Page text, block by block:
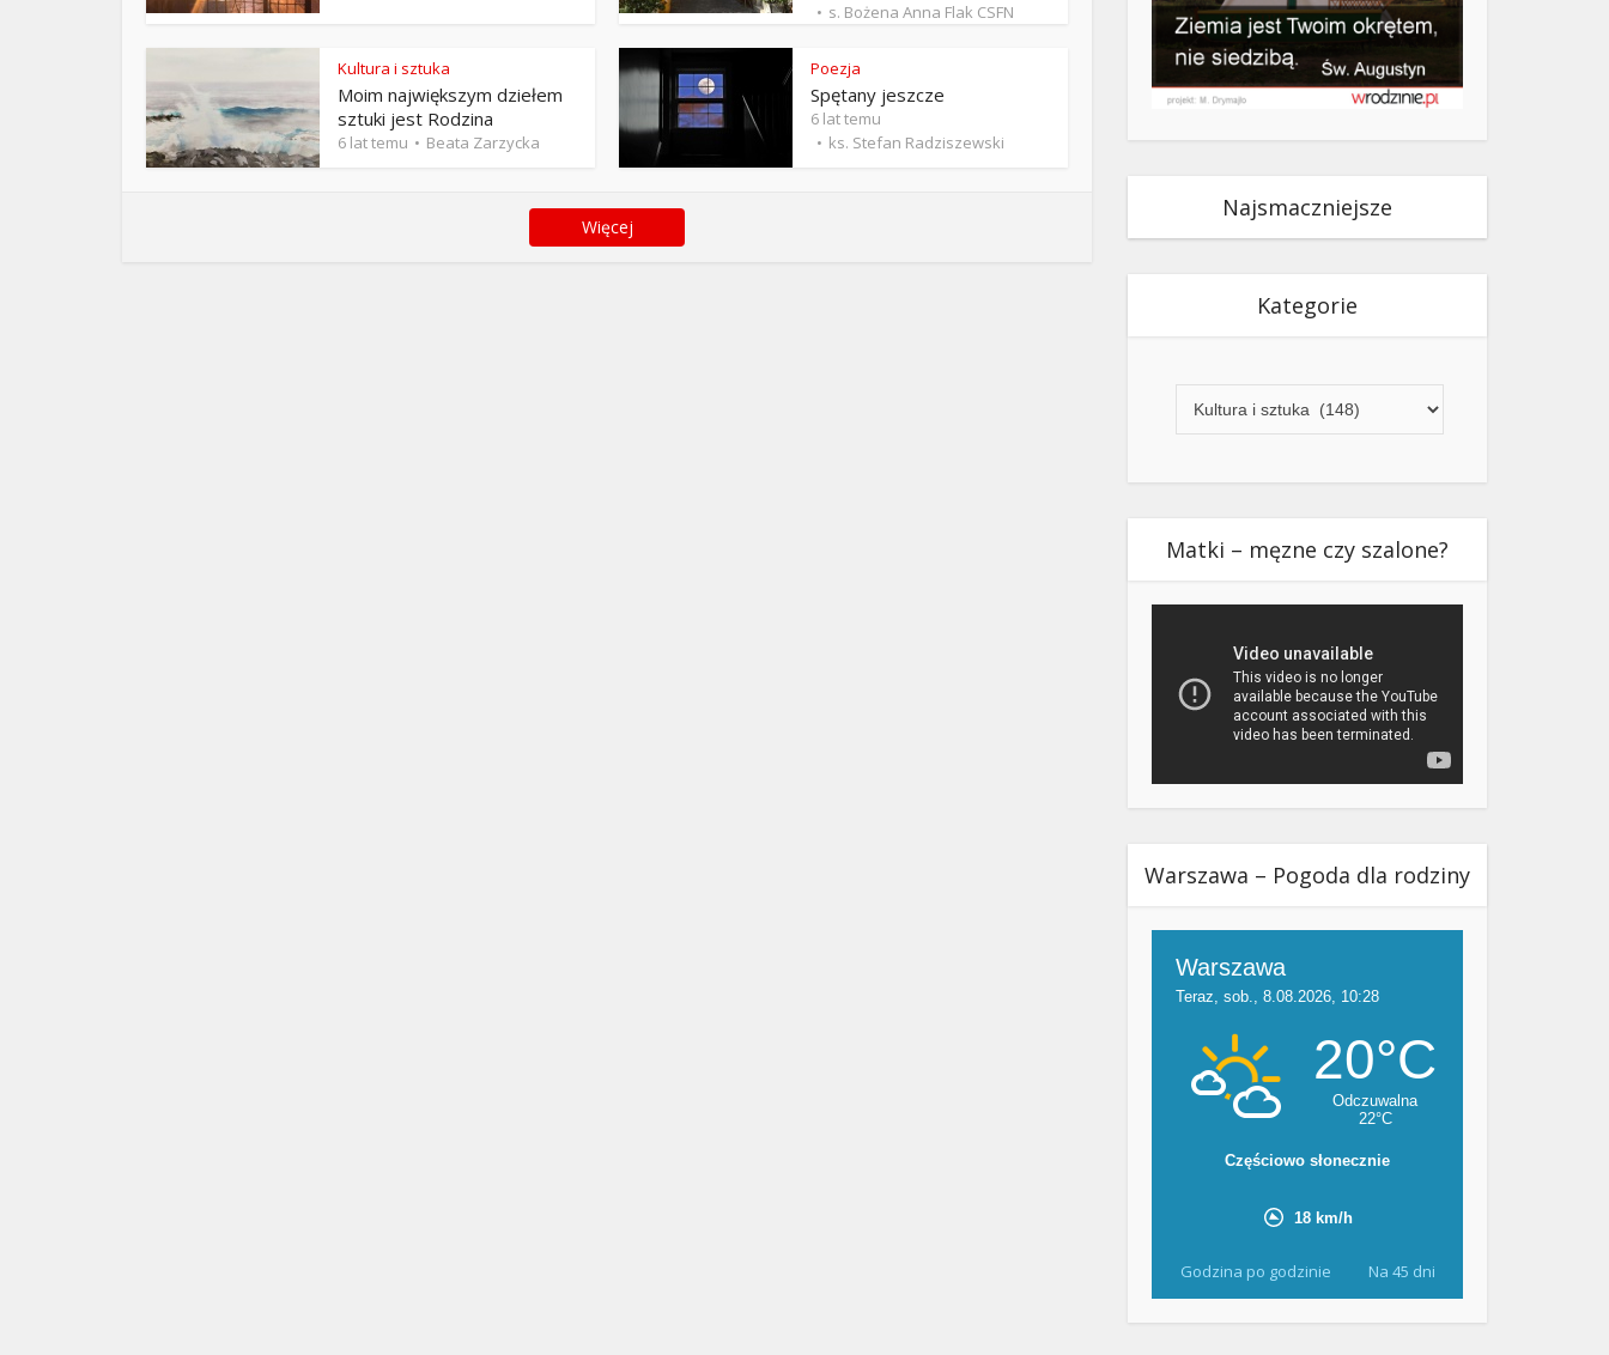
s. Bożena Anna Flak CSFN
Kultura i sztuka
Moim największym dziełem
sztuki jest Rodzina
6 lat temu Beata Zarzycka
Poezja
Spętany jeszcze
6 lat temu
ks. Stefan Radziszewski
Więcej
Najsmaczniejsze
Kategorie
Matki – męzne czy szalone?
Warszawa – Pogoda dla rodziny
Godzina po godzinie Na 45 dni